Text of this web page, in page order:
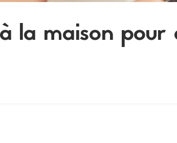
la maison pour